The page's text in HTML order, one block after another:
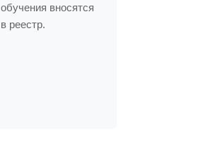
обучения вносятся
в реестр.